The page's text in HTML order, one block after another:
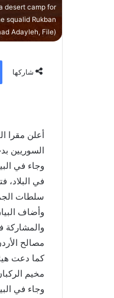
desert camp for
squalid Rukban
Adayleh, File)
شاركها
أعلن مقرا
السوريين
وجاء في
في البلاد،
سلطات
وأضاف
والمشاركة
مصالح
كما دعت
مخيم
وجاء في